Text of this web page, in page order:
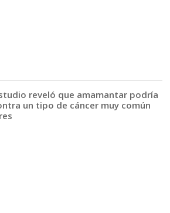
reveló que amamantar podría
un tipo de cáncer muy común